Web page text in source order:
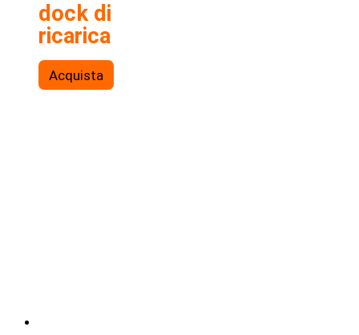
dock di
ricarica
Acquista